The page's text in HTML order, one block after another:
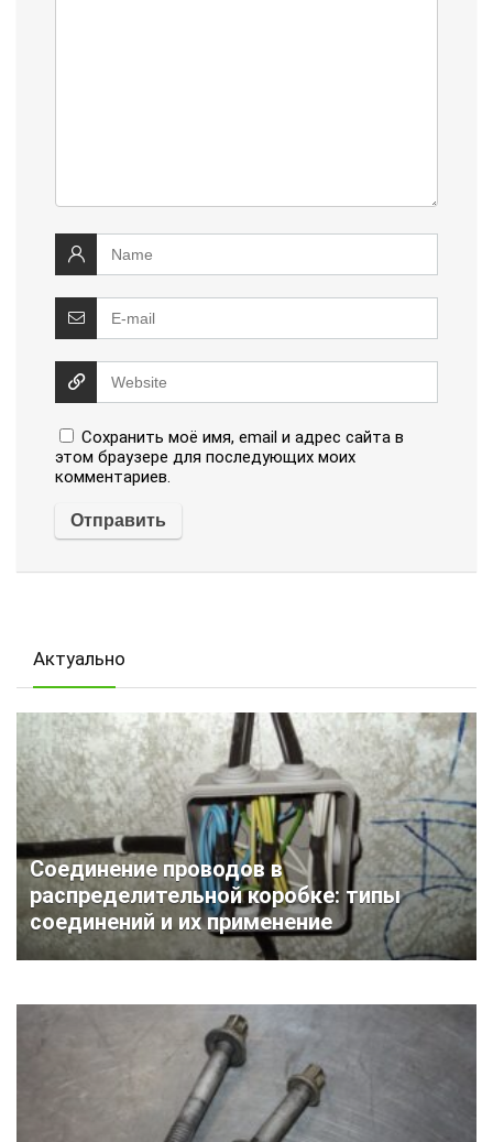
Сохранить моё имя, email и адрес сайта в
этом браузере для последующих моих
комментариев.
Актуально
Соединение проводов в
распределительной коробке: типы
соединений и их применение